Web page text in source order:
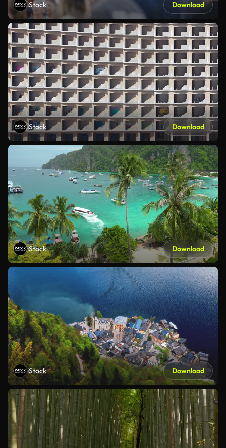
iStock Download
iStock Download
iStock Download
iStock Download